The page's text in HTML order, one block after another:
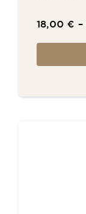
18,00€ –